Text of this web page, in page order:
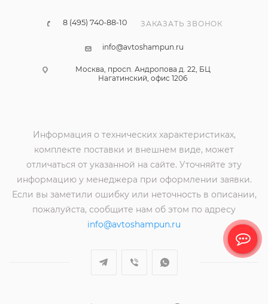
8 (495) 740-88-10 ЗАКАЗАТЬ ЗВОНОК
info@avtoshampun.ru
Москва, просп. Андропова д. 22, БЦ
Нагатинский, офис 1206
Информация о технических характеристиках,
комплекте поставки и внешнем виде, может
отличаться от указанной на сайте. Уточняйте эту
информацию у менеджера при оформлении заявки.
Если вы заметили ошибку или неточность в описании,
пожалуйста, сообщите нам об этом по адресу
info@avtoshampun.ru